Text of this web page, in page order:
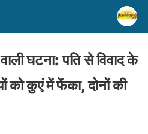
घटना: पति से विवाद के
को कुएं में फेंका, दोनों की